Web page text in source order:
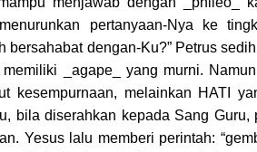
pertanyaan-Nya ke
bersahabat dengan-Ku?” Petrus
memiliki _agape_ yang murni.
kesempurnaan, melainkan HATI
bila diserahkan kepada Sang
Yesus lalu memberi perintah: